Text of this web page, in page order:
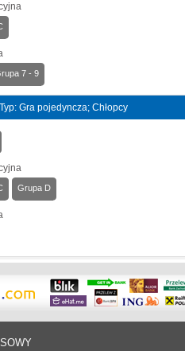
7 - 9
Gra pojedyncza; Chłopcy
Grupa D